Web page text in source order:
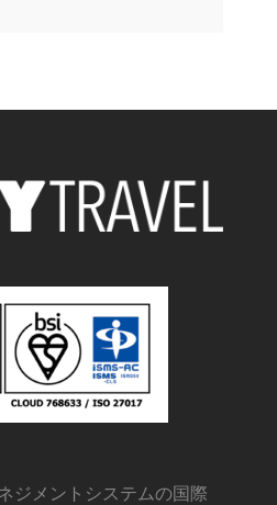
ジメントシステムの国際